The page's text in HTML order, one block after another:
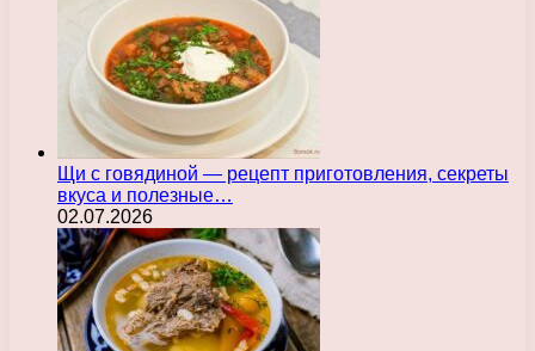
Щи с говядиной — рецепт приготовления, секреты
вкуса и полезные…
02.07.2026